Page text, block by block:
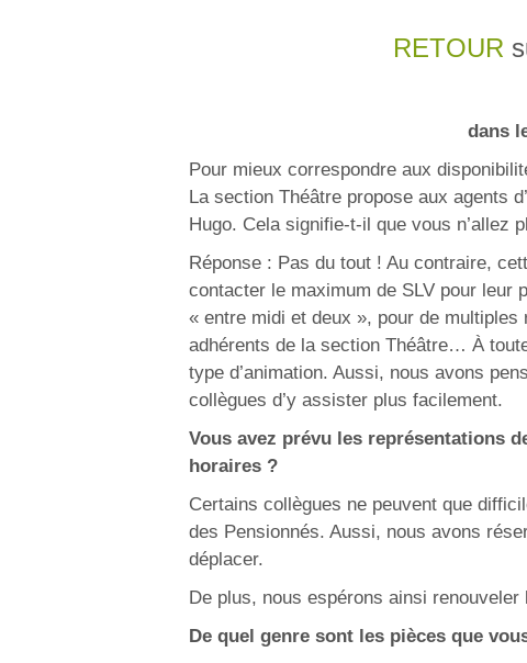
RETOUR
dans
Pour mieux correspondre aux
La section Théâtre propose aux agents
Hugo. Cela signifie-t-il que vous n’allez
Réponse : Pas du tout ! Au contraire,
contacter le maximum de SLV pour leur
« entre midi et deux », pour de
adhérents de la section Théâtre… À
type d’animation. Aussi, nous avons
collègues d’y assister plus facilement.
Vous avez prévu les représentations
horaires ?
Certains collègues ne peuvent que
des Pensionnés. Aussi, nous avons
déplacer.
De plus, nous espérons ainsi
De quel genre sont les pièces que